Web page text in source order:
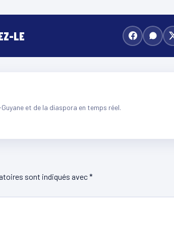
LE
et de la diaspora en temps réel.
sont indiqués avec*